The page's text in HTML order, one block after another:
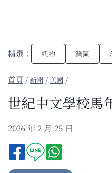
精選： 紐約 灣區
/新聞 / 美國 /
世紀中文學校馬
2026 年 2 月 25 日